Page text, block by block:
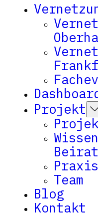
Projekt
Beirat
Team
Blog
Kontakt